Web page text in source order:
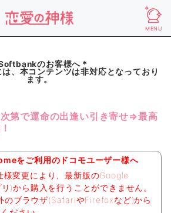
MENU
のお客様へ＊
、本コンテンツは非対応となっており
ます。
第で運命の出逢い引き寄せ⇒最高
をご利用のドコモユーザー様へ
変更により、最新版のGoogle
)から購入を行うことができません。
のブラウザ(SafariやFirefoxなど)から